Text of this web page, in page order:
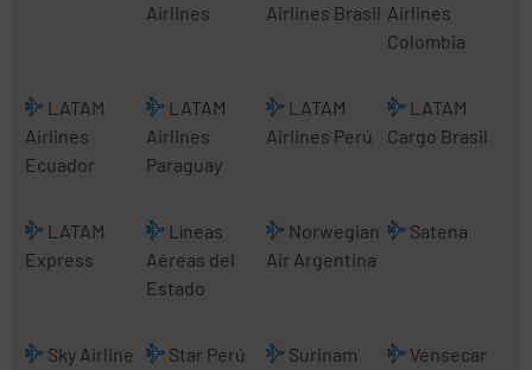
Airlines
Airlines Brasil Airlines
Colombia
LATAM
Airlines
Ecuador
LATAM
Airlines
Paraguay
LATAM
Airlines Perú
LATAM
Cargo Brasil
LATAM
Express
Líneas
Aéreas del
Estado
Norwegian
Air Argentina
Satena
Sky Airline Star Perú
Surinam
Vensecar